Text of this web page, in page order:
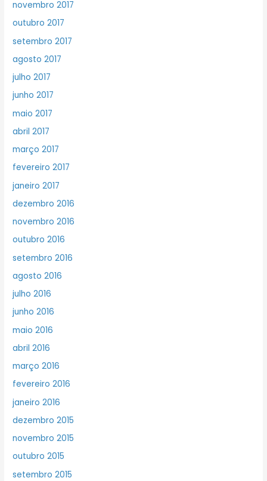
novembro 2017
outubro 2017
setembro 2017
agosto 2017
julho 2017
junho 2017
maio 2017
abril 2017
março 2017
fevereiro 2017
janeiro 2017
dezembro 2016
novembro 2016
outubro 2016
setembro 2016
agosto 2016
julho 2016
junho 2016
maio 2016
abril 2016
março 2016
fevereiro 2016
janeiro 2016
dezembro 2015
novembro 2015
outubro 2015
setembro 2015